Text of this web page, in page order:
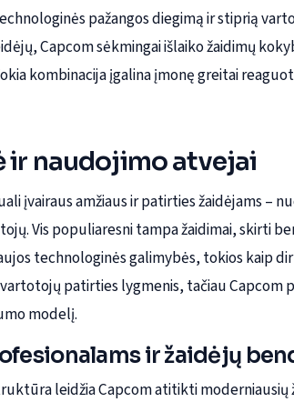
pažangos diegimą ir stiprią
Capcom sėkmingai išlaiko žaidimų
kombinacija įgalina įmonę greitai
ir naudojimo atvejai
įvairaus amžiaus ir patirties žaidėjams –
Vis populiaresni tampa žaidimai, skirti
technologinės galimybės, tokios kaip
patirties lygmenis, tačiau Capcom
modelį.
ir žaidėjų
leidžia Capcom atitikti